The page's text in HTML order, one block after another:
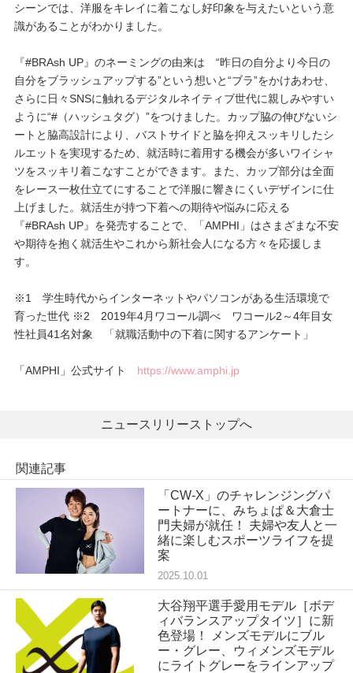
シーンでは、洋服をキレイに着こなし好印象を与えたいという意
識があることがわかりました。
『#BRAsh UP』のネーミングの由来は “昨日の自分より今日の
自分をブラッシュアップする”という想いと“ブラ”をかけあわせ、
さらに日々SNSに触れるデジタルネイティブ世代に親しみやすい
ように“#（ハッシュタグ）”をつけました。カップ脇の伸びないシ
ートと脇高設計により、バストサイドと脇を抑えスッキリしたシ
ルエットを実現するため、就活時に着用する機会が多いワイシャ
ツをスッキリ着こなすことができます。また、カップ部分は全面
をレース一枚仕立てにすることで洋服に響きにくいデザインに仕
上げました。就活生が持つ下着への期待や悩みに応える
『#BRAsh UP』を発売することで、「AMPHI」はさまざまな不安
や期待を抱く就活生やこれから新社会人になる方々を応援しま
す。
※1 学生時代からインターネットやパソコンがある生活環境で
育った世代 ※2 2019年4月ワコール調べ ワコール2～4年目女
性社員41名対象 「就職活動中の下着に関するアンケート」
「AMPHI」公式サイト https://www.amphi.jp
ニュースリリーストップへ
関連記事
「CW-X」のチャレンジングパ
ートナーに、みちょぱ＆大倉士
門夫婦が就任！ 夫婦や友人と一
緒に楽しむスポーツライフを提
案
2025.10.01
大谷翔平選手愛用モデル［ボデ
ィバランスアップタイツ］に新
色登場！ メンズモデルにブル
ー・グレー、ウィメンズモデル
にライトグレーをラインアップ